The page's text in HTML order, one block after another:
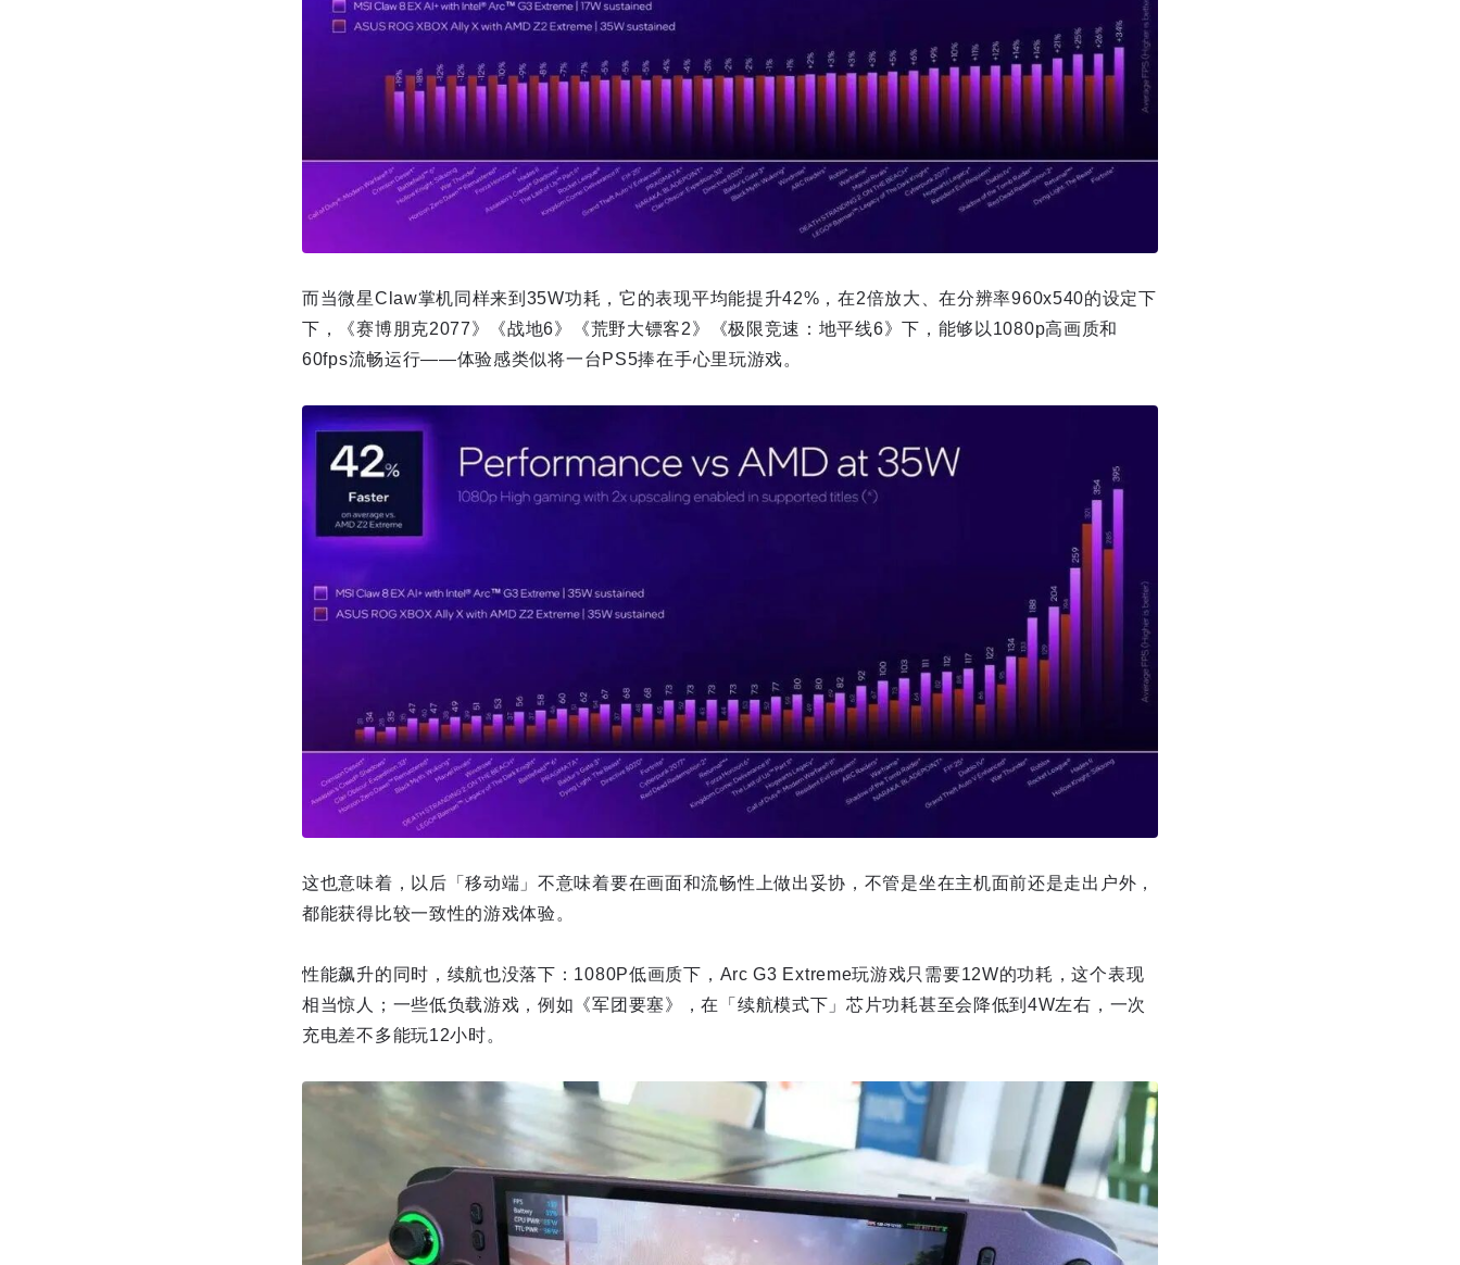
而当微星Claw掌机同样来到35W功耗，它的表现平均能提升42%，在2倍放大、在分辨率960x540的设定下
下，《赛博朋克2077》《战地6》《荒野大镖客2》《极限竞速：地平线6》下，能够以1080p高画质和
60fps流畅运行——体验感类似将一台PS5捧在手心里玩游戏。
这也意味着，以后「移动端」不意味着要在画面和流畅性上做出妥协，不管是坐在主机面前还是走出户外，
都能获得比较一致性的游戏体验。
性能飙升的同时，续航也没落下：1080P低画质下，Arc G3 Extreme玩游戏只需要12W的功耗，这个表现
相当惊人；一些低负载游戏，例如《军团要塞》，在「续航模式下」芯片功耗甚至会降低到4W左右，一次
充电差不多能玩12小时。